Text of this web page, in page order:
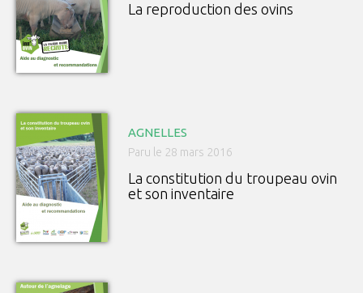
La reproduction des ovins
AGNELLES
Paru le 28 mars 2016
La constitution du troupeau ovin
et son inventaire